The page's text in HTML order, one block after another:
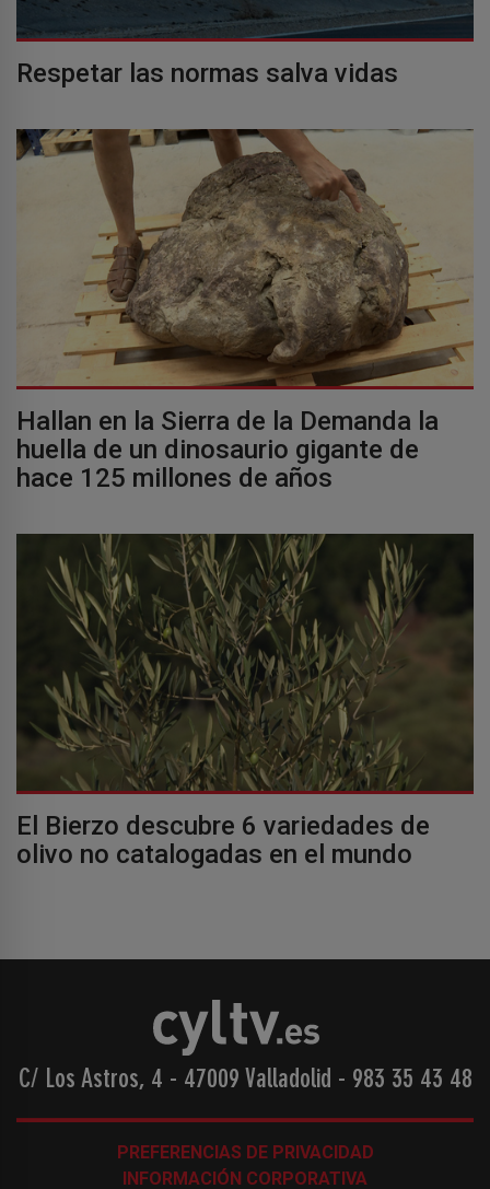
Respetar las normas salva vidas
Hallan en la Sierra de la Demanda la
huella de un dinosaurio gigante de
hace 125 millones de años
El Bierzo descubre 6 variedades de
olivo no catalogadas en el mundo
C/ Los Astros, 4 - 47009 Valladolid - 983 35 43 48
PREFERENCIAS DE PRIVACIDAD
INFORMACIÓN CORPORATIVA